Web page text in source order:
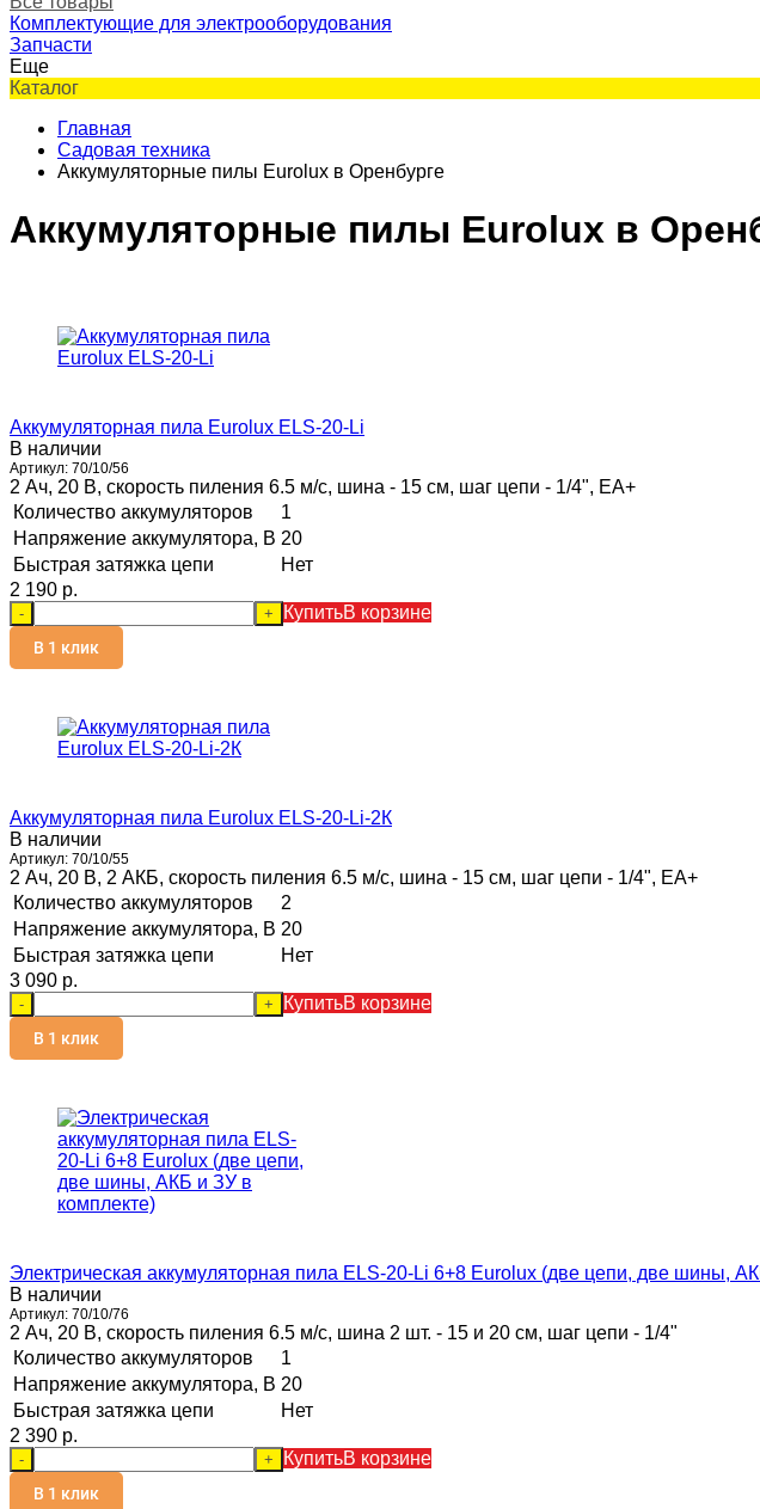
Комплектующие для электрооборудования
Запчасти
Еще
Каталог
Главная
Садовая техника
Аккумуляторные пилы Eurolux в Оренбурге
Аккумуляторные пилы Eurolux в
Аккумуляторная пила Eurolux ELS-20-Li
В наличии
Артикул: 70/10/56
2 Ач, 20 В, скорость пиления 6.5 м/с, шина - 15 см, шаг цепи - 1/4", ЕА+
Количество аккумуляторов
1
Напряжение аккумулятора, В 20
Быстрая затяжка цепи
Нет
2 190 p.
- + КупитьВ корзине
В 1 клик
Аккумуляторная пила Eurolux ELS-20-Li-2К
В наличии
Артикул: 70/10/55
2 Ач, 20 В, 2 АКБ, скорость пиления 6.5 м/с, шина - 15 см, шаг цепи - 1/4", ЕА+
Количество аккумуляторов
2
Напряжение аккумулятора, В 20
Быстрая затяжка цепи
Нет
3 090 p.
- + КупитьВ корзине
В 1 клик
Электрическая аккумуляторная пила ELS-20-Li 6+8 Eurolux (две цепи, две шины,
В наличии
Артикул: 70/10/76
2 Ач, 20 В, скорость пиления 6.5 м/с, шина 2 шт. - 15 и 20 см, шаг цепи - 1/4"
Количество аккумуляторов
1
Напряжение аккумулятора, В 20
Быстрая затяжка цепи
Нет
2 390 p.
- + КупитьВ корзине
В 1 клик